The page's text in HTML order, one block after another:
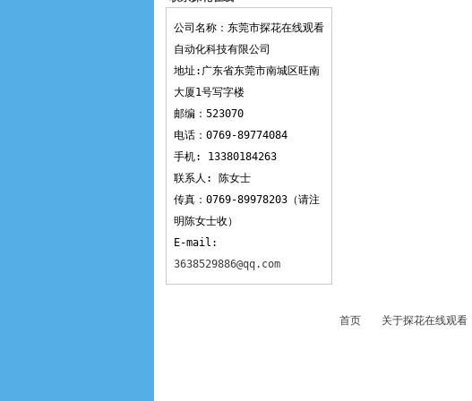
观看
公司名称：东莞市探花在线观看
自动化科技有限公司
地址:广东省东莞市南城区旺南
大厦1号写字楼
邮编：523070
电话：0769-89774084
手机: 13380184263
联系人: 陈女士
传真：0769-89978203（请注
明陈女士收）
E-mail:
3638529886@qq.com
首页 关于探花在线观看